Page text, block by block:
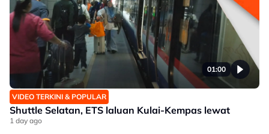
01:00
VIDEO TERKINI & POPULAR
Shuttle Selatan, ETS laluan Kulai-Kempas lewat
1 day ago